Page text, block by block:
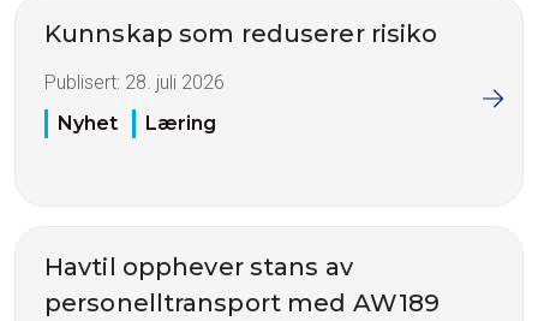
Kunnskap som reduserer risiko
Publisert: 28. juli 2026
Nyhet
Læring
Havtil opphever stans av
personelltransport med AW189